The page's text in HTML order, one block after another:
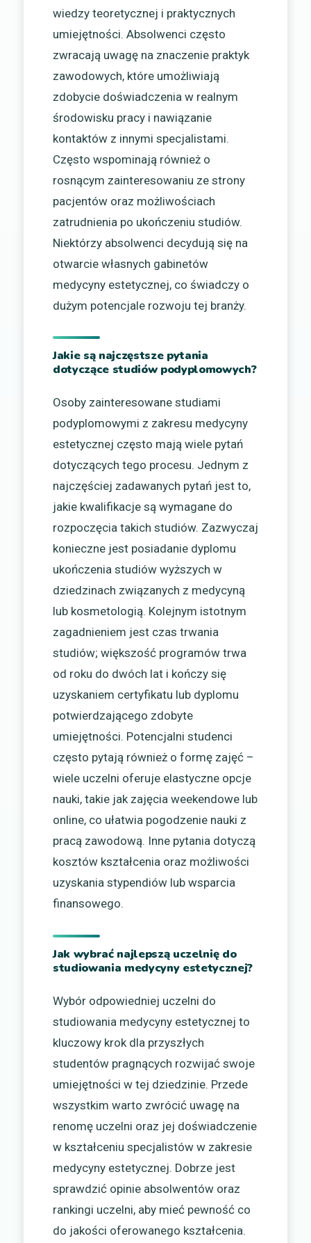
wiedzy teoretycznej i praktycznych
umiejętności. Absolwenci często
zwracają uwagę na znaczenie praktyk
zawodowych, które umożliwiają
zdobycie doświadczenia w realnym
środowisku pracy i nawiązanie
kontaktów z innymi specjalistami.
Często wspominają również o
rosnącym zainteresowaniu ze strony
pacjentów oraz możliwościach
zatrudnienia po ukończeniu studiów.
Niektórzy absolwenci decydują się na
otwarcie własnych gabinetów
medycyny estetycznej, co świadczy o
dużym potencjale rozwoju tej branży.
Jakie są najczęstsze pytania
dotyczące studiów podyplomowych?
Osoby zainteresowane studiami
podyplomowymi z zakresu medycyny
estetycznej często mają wiele pytań
dotyczących tego procesu. Jednym z
najczęściej zadawanych pytań jest to,
jakie kwalifikacje są wymagane do
rozpoczęcia takich studiów. Zazwyczaj
konieczne jest posiadanie dyplomu
ukończenia studiów wyższych w
dziedzinach związanych z medycyną
lub kosmetologią. Kolejnym istotnym
zagadnieniem jest czas trwania
studiów; większość programów trwa
od roku do dwóch lat i kończy się
uzyskaniem certyfikatu lub dyplomu
potwierdzającego zdobyte
umiejętności. Potencjalni studenci
często pytają również o formę zajęć –
wiele uczelni oferuje elastyczne opcje
nauki, takie jak zajęcia weekendowe lub
online, co ułatwia pogodzenie nauki z
pracą zawodową. Inne pytania dotyczą
kosztów kształcenia oraz możliwości
uzyskania stypendiów lub wsparcia
finansowego.
Jak wybrać najlepszą uczelnię do
studiowania medycyny estetycznej?
Wybór odpowiedniej uczelni do
studiowania medycyny estetycznej to
kluczowy krok dla przyszłych
studentów pragnących rozwijać swoje
umiejętności w tej dziedzinie. Przede
wszystkim warto zwrócić uwagę na
renomę uczelni oraz jej doświadczenie
w kształceniu specjalistów w zakresie
medycyny estetycznej. Dobrze jest
sprawdzić opinie absolwentów oraz
rankingi uczelni, aby mieć pewność co
do jakości oferowanego kształcenia.